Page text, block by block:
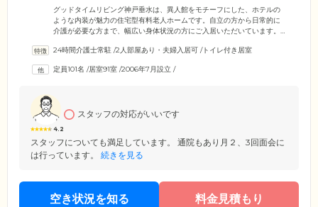
グッドタイムリビング神戸垂水は、異人館をモチーフにした、ホテルの
ような内装が魅力の住宅型有料老人ホームです。自立の方から日常的に
介護が必要な方まで、幅広い身体状況の方にご入居いただいています。
アを実施。ホームには365日体制で看護師も常駐しているため、ご体調面
てホームドクターがお部屋を訪問するほか、緊急時に備えて24時間365日
24時間介護士常駐 /2人部屋あり・夫婦入居可 /トイレ付き居室
定員101名 /居室91室 /2006年7月設立 /
4.2
スタッフの対応がいいです
スタッフについても満足しています。 通院もあり月２、3回面会に
は行っています。
続きを見る
空き状況を知る 料金見積もり